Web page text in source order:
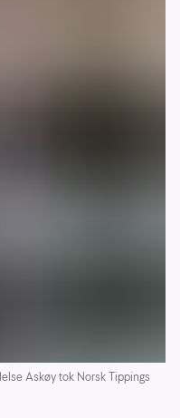
Askøy tok Norsk Tippings